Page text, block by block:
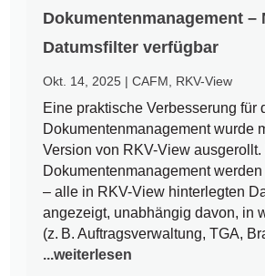
Dokumentenmanagement –
Datumsfilter verfügbar
Okt. 14, 2025 |CAFM RKV-View
Eine praktische Verbesserung für
Dokumentenmanagement wurde
Version von RKV-View ausgerollt.
Dokumentenmanagement
– alle in RKV-View hinterlegten
angezeigt, unabhängig davon, in
(z. B. Auftragsverwaltung, TGA,
...weiterlesen